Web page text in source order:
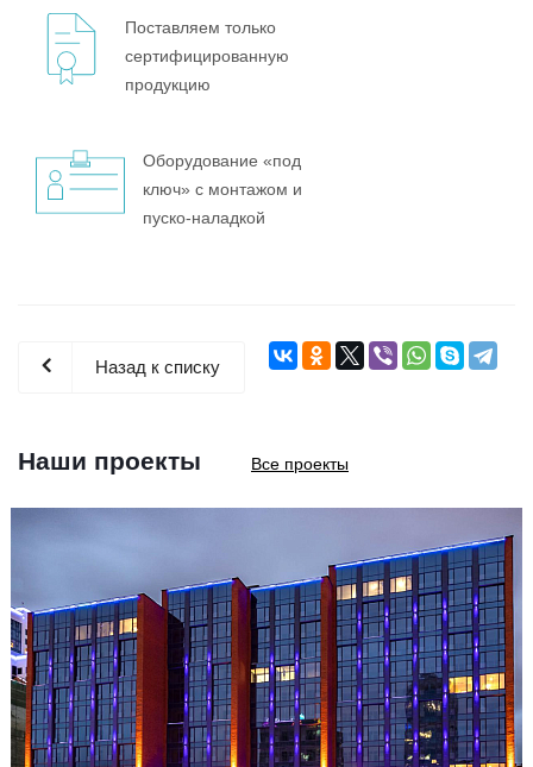
Поставляем только
сертифицированную
продукцию
Оборудование «под
ключ» с монтажом и
пуско-наладкой
Назад к списку
Наши проекты Все проекты